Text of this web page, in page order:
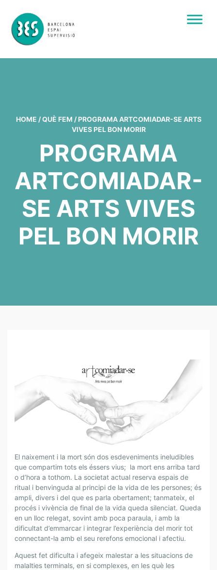
HOME / QUÈ FEM / PROGRAMA ARTCOMIADAR-SE ARTS
VIVES PEL BON MORIR
PROGRAMA
ARTCOMIADAR-
SE ARTS VIVES
PEL BON MORIR
P
R
O
G
R
A
M
A
R
El naixement i la mort són dos esdeveniments ineludibles
que compartim tots els éssers vius; la mort ens arriba tard
o d’hora a tothom. La societat actual reserva espais de
ritual i benvinguda al principi de la vida de les persones; és
ampli, divers i del que es parla obertament; tanmateix, el
procés i vivència de final de la vida queda silenciat. Queda
en un lloc relegat, sovint amb poca paraula, i amb la
dificultat d’emmarcar i integrar l’experiència del morir tot
connectant-la amb el seu rerefons emocional i afectiu.
Aquest fet dificulta i afegeix malestar a les situacions de
malalties terminals, en si complexes, en les què les